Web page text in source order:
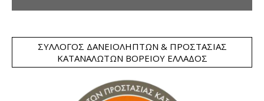
ΣΎΛΛΟΓΟΣ ΔΑΝΕΙΟΛΗΠΤΏΝ & ΠΡΟΣΤΑΣΊΑΣ
ΚΑΤΑΝΑΛΩΤΏΝ ΒΟΡΕΊΟΥ ΕΛΛΆΔΟΣ